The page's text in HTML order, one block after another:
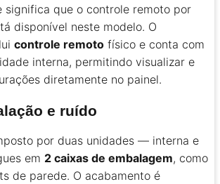
significa que o controle remoto por
disponível neste modelo. O
controle remoto físico e conta com
interna, permitindo visualizar e
diretamente no painel.
e ruído
por duas unidades — interna e
em 2 caixas de embalagem, como
de parede. O acabamento é